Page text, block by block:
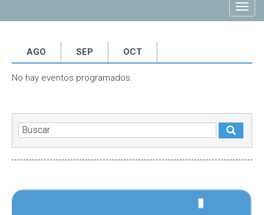
AGO SEP OCT
No hay eventos programados.